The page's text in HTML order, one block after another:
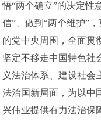
悟“两个确立”的决定性
信”、做到“两个维护”
的党中央周围，全面贯
坚定不移走中国特色社
义法治体系、建设社会
法治国新局面，为以中
兴伟业提供有力法治保